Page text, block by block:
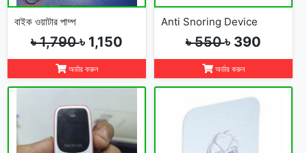
বাইক ওয়াটার পাম্প
৳ 1,790৳ 1,150
অর্ডার করুন
Anti Snoring Device
৳ 550৳ 390
অর্ডার করুন